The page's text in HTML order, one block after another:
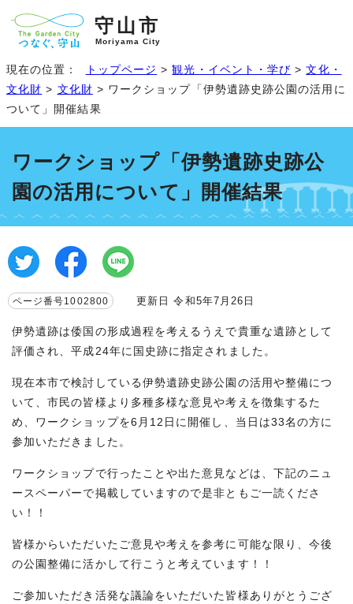
守山市
Moriyama City
現在の位置： トップページ >観光・イベント・学び >文化・
文化財 > 文化財 > ワークショップ「伊勢遺跡史跡公園の活用に
ついて」開催結果
ワークショップ「伊勢遺跡史跡公
園の活用について」開催結果
ページ番号1002800 更新日 令和5年7月26日
伊勢遺跡は倭国の形成過程を考えるうえで貴重な遺跡として
評価され、平成24年に国史跡に指定されました。
現在本市で検討している伊勢遺跡史跡公園の活用や整備につ
いて、市民の皆様より多種多様な意見や考えを徴集するた
め、ワークショップを6月12日に開催し、当日は33名の方に
参加いただきました。
ワークショップで行ったことや出た意見などは、下記のニュ
ースペーパーで掲載していますので是非ともご一読くださ
い！！
皆様からいただいたご意見や考えを参考に可能な限り、今後
の公園整備に活かして行こうと考えています！！
ご参加いただき活発な議論をいただいた皆様ありがとうござ